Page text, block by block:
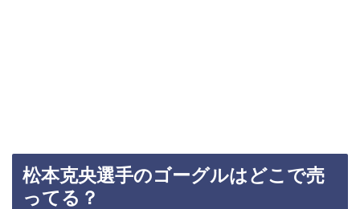
松本克央選手のゴーグルはどこで売
ってる？